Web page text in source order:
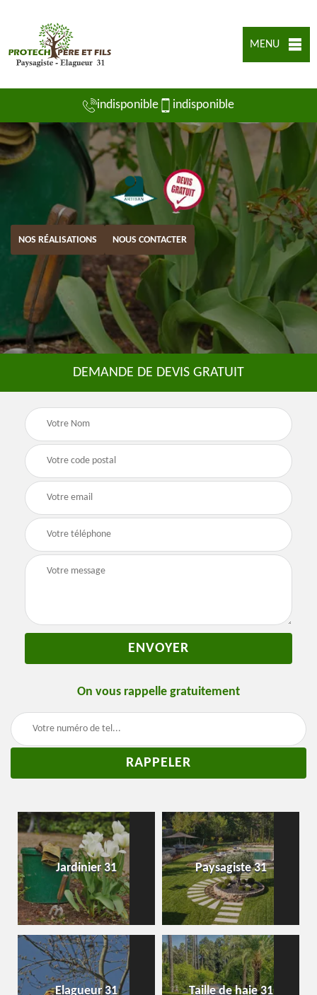
MENU
indisponible indisponible
NOS RÉALISATIONS NOUS CONTACTER
DEMANDE DE DEVIS GRATUIT
On vous rappelle gratuitement
Jardinier 31 Paysagiste 31
Elagueur 31 Taille de haie 31